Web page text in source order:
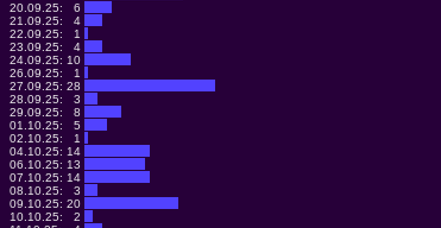
20.09.25:
6
21.09.25:
4
22.09.25:
1
23.09.25:
4
24.09.25: 10
26.09.25:
1
27.09.25: 28
28.09.25:
3
29.09.25:
8
01.10.25:
5
02.10.25:
1
04.10.25: 14
06.10.25: 13
07.10.25: 14
08.10.25:
3
09.10.25: 20
10.10.25:
2